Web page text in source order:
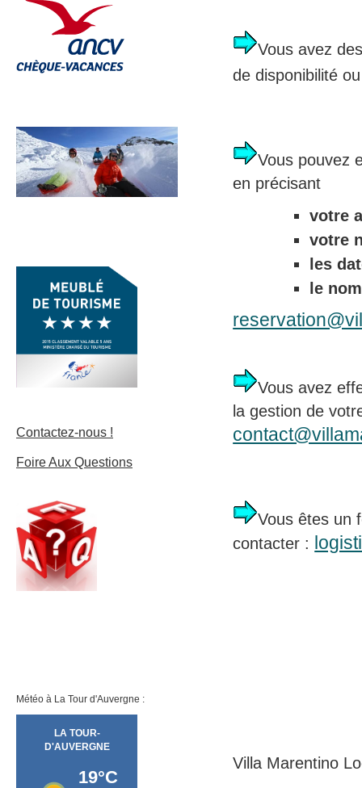
Contactez-nous !
Foire Aux Questions
Météo à La Tour d'Auvergne :
Vous avez
de disponibilité
Vous pouvez
en précisant
votre
votre
les
le
Vous avez
la gestion de
Vous êtes un
contacter :
Villa Marentino